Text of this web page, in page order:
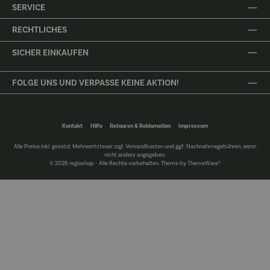
SERVICE
RECHTLICHES
SICHER EINKAUFEN
FOLGE UNS UND VERPASSE KEINE AKTION!
Kontakt Hilfe Retouren & Reklamation Impressum
Alle Preise inkl. gesetzl. Mehrwertsteuer zzgl.Versandkostenund ggf. Nachnahmegebühren, wenn
nicht anders angegeben.
© 2026 regioshop - Alle Rechte vorbehalten. Theme byThemeWare®